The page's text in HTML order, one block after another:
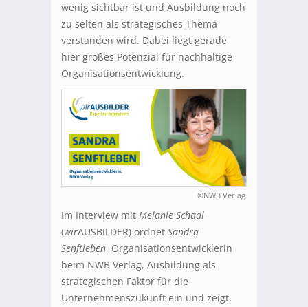
wenig sichtbar ist und Ausbildung noch
zu selten als strategisches Thema
verstanden wird. Dabei liegt gerade
hier großes Potenzial für nachhaltige
Organisationsentwicklung.
©NWB Verlag
Im Interview mit Melanie Schaal
(wirAUSBILDER) ordnet Sandra
Senftleben, Organisationsentwicklerin
beim NWB Verlag, Ausbildung als
strategischen Faktor für die
Unternehmenszukunft ein und zeigt,